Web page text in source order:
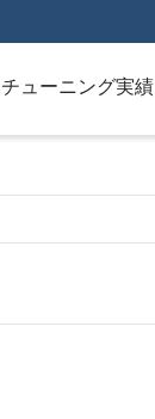
チューニング実績